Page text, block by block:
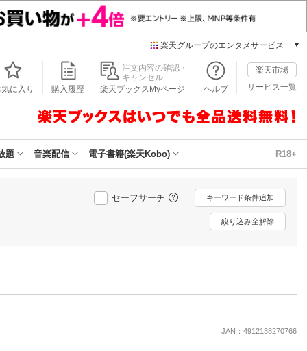
楽天グループのエンタメサービス
本/ゲーム/CD/DVD
楽天ブックス
楽天Kobo
動画配信
楽天TV
動画配信ガイド
チケット
エンタメニュース
気に入り 購入履歴
注文内容の確認・
キャンセル
楽天ブックスMyページ
ヘルプ
楽天市場
サービス一覧
題 音楽配信 電子書籍(楽天Kobo) R18+
セーフサーチ キーワード条件追加
絞り込み全解除
JAN：4912138270766